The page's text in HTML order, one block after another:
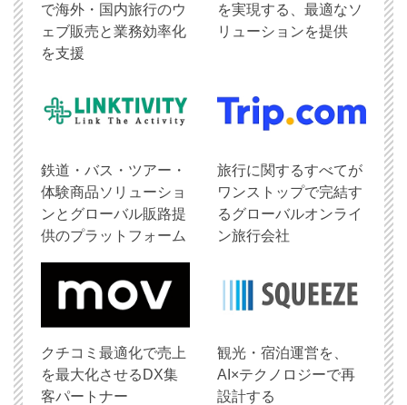
で海外・国内旅行のウ
ェブ販売と業務効率化
を支援
を実現する、最適なソ
リューションを提供
鉄道・バス・ツアー・
体験商品ソリューショ
ンとグローバル販路提
供のプラットフォーム
旅行に関するすべてが
ワンストップで完結す
るグローバルオンライ
ン旅行会社
クチコミ最適化で売上
を最大化させるDX集
客パートナー
観光・宿泊運営を、
AI×テクノロジーで再
設計する